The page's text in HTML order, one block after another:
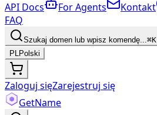
API Docs
For Agents Kontakt
FAQ
Szukaj domen lub wpisz komendę...⌘K
PLPolski
Zaloguj sięZarejestruj się
GetName